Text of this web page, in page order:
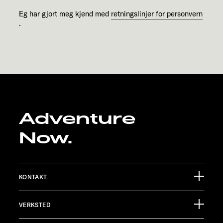
Eg har gjort meg kjend med retningslinjer for personvern
.
Adventure
Now.
KONTAKT
Ölmühlestraße 6
VERKSTED